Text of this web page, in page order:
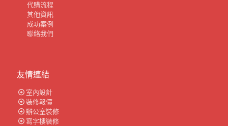
代購流程
其他資訊
成功案例
聯絡我們
友情連結
室內設計
裝修報價
辦公室裝修
寫字樓裝修